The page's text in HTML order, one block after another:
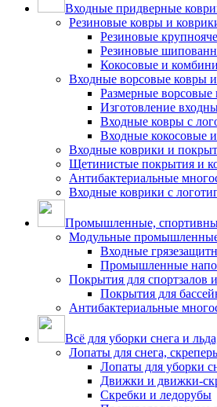
Входные придверные
Резиновые ковры и
Резиновые
Резиновые
Кокосовые и
Входные ворсовые ковры
Размерные ворсовые
Изготовление
Входные ковры с
Входные кокосовые
Входные коврики и
Щетинистые покрытия и
Антибактериальные
Входные коврики с
Промышленные,
Модульные
Входные
Промышленные
Покрытия для спортзалов
Покрытия для
Антибактериальные
Всё для уборки снега и
Лопаты для снега,
Лопаты для уборки
Движки и движки-
Скребки и ледорубы